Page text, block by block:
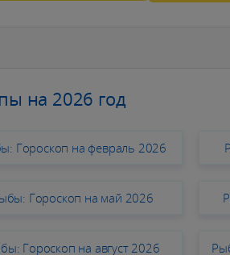
на 2026 год
Гороскоп на февраль 2026
Гороскоп на май 2026
Гороскоп на август 2026